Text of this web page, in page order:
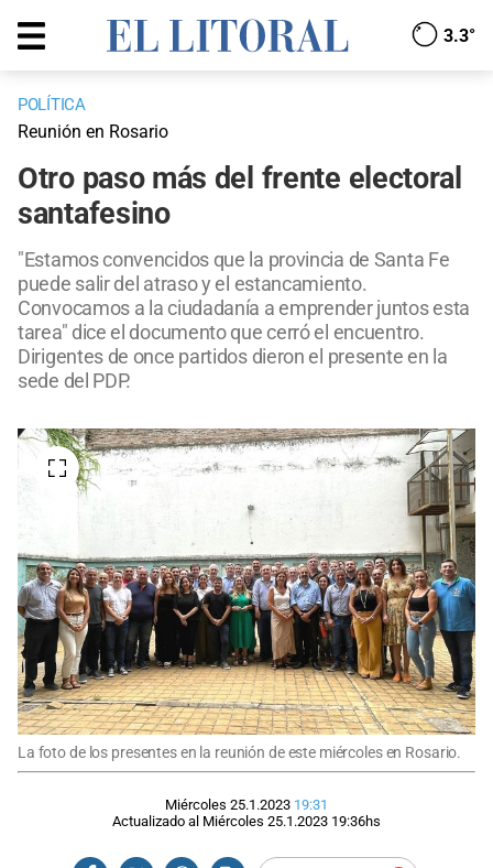
3.3°
POLÍTICA
Reunión en Rosario
Otro paso más del frente electoral
santafesino
"Estamos convencidos que la provincia de Santa Fe
puede salir del atraso y el estancamiento.
Convocamos a la ciudadanía a emprender juntos esta
tarea" dice el documento que cerró el encuentro.
Dirigentes de once partidos dieron el presente en la
sede del PDP.
La foto de los presentes en la reunión de este miércoles en Rosario.
Miércoles 25.1.2023 19:31
Actualizado al Miércoles 25.1.2023 19:36hs